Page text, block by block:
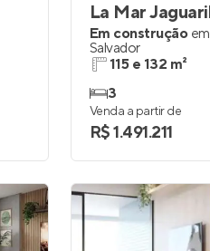
La Mar
Em construção em
Salvador
115 e 132 m²
3
Venda a partir de
R$ 1.491.211